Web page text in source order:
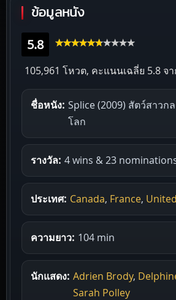
ข้อมูลหนัง
5.8
105,961 โหวต, คะแนนเฉลี่ย 5.8 จ
ชื่อหนัง: Splice (2009) สัตว์สาวก
โลก
รางวัล: 4 wins & 23
ประเทศ: Canada, France,
ความยาว: 104 min
นักแสดง: Adrien Brody,
Sarah Polley